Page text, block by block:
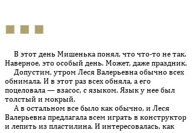
■ ■ ■
В этот день Мишенька понял, что что-то не так.
Наверное, это особый день. Может, даже праздник.
Допустим, утром Леся Валерьевна обычно всех
обнимала. И в этот раз всех обняла, а его
поцеловала — взасос, с языком. Язык у нее был
толстый и мокрый.
А в остальном все было как обычно, и Леся
Валерьевна предлагала всем играть в конструктор
и лепить из пластилина. И интересовалась, как